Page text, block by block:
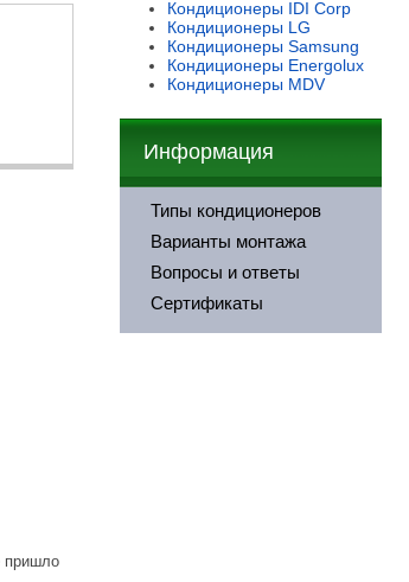
пришло
Кондиционеры IDI Corp
Кондиционеры LG
Кондиционеры Samsung
Кондиционеры Energolux
Кондиционеры MDV
Информация
Типы кондиционеров
Варианты монтажа
Вопросы и ответы
Сертификаты